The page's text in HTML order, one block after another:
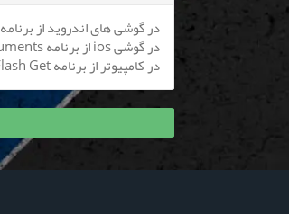
در گوشی های اندروید از برنامه adm جهت دانلود فیلم استفاده کنید (
در گوشی ios از برنامه Documents جهت دانلود فیلم استفاده کنید (
در کامپیوتر از برنامه Flash Get یا idm جهت دانلود فیلم استفاده نمایید